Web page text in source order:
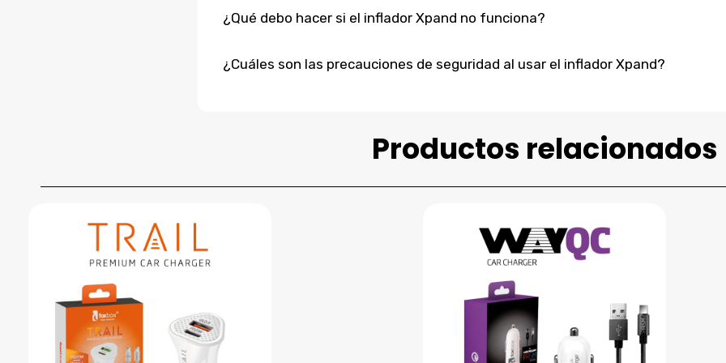
¿Qué debo hacer si el inflador Xpand no funciona?
¿Cuáles son las precauciones de seguridad al usar el inflador Xpand?
Productos relacionados